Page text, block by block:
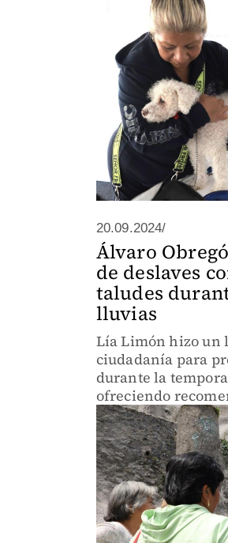
animales y
servicios.
20.09.2024/
Álvaro
de deslaves
taludes
lluvias
Lía Limón hizo un
ciudadanía para
durante la
ofreciendo
cómo actuar ante